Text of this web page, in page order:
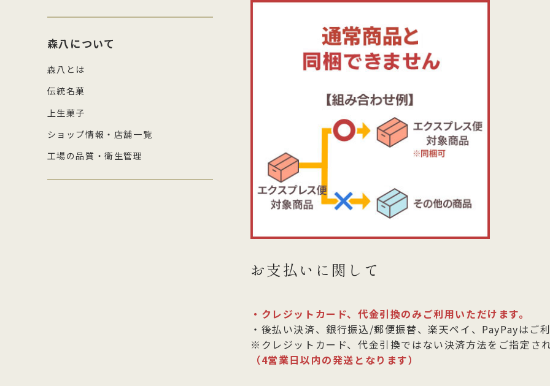
お支払いに関して
・クレジットカード、代金引換のみご利用いただけます。
・後払い決済、銀行振込/郵便振替、楽天ペイ、PayPayはご
※クレジットカード、代金引換ではない決済方法をご指定さ
（4営業日以内の発送となります）
森八について
森八とは
伝統名菓
上生菓子
ショップ情報・店舗一覧
工場の品質・衛生管理